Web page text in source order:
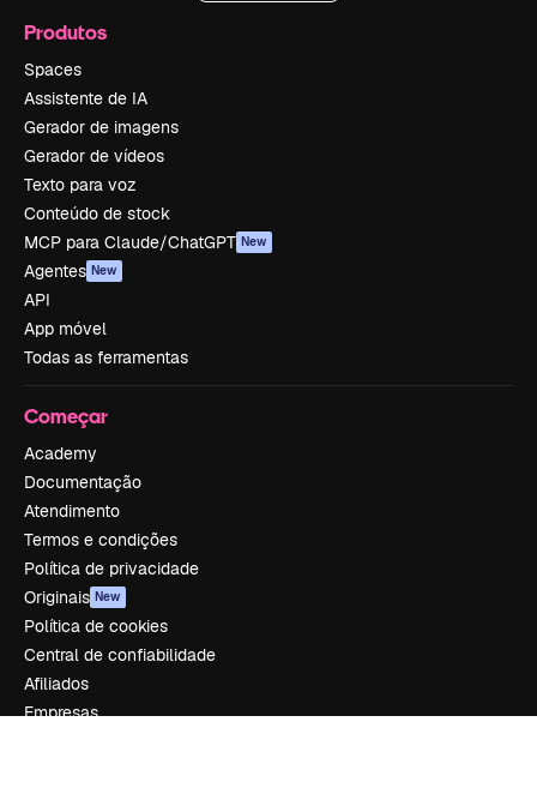
Produtos
Spaces
Assistente de IA
Gerador de imagens
Gerador de vídeos
Texto para voz
Conteúdo de stock
MCP para Claude/ChatGPT New
Agentes New
API
App móvel
Todas as ferramentas
Começar
Academy
Documentação
Atendimento
Termos e condições
Política de privacidade
Originais New
Política de cookies
Central de confiabilidade
Afiliados
Empresas